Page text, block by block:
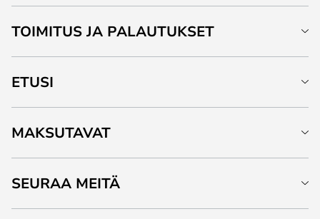
TOIMITUS JA PALAUTUKSET
ETUSI
MAKSUTAVAT
SEURAA MEITÄ